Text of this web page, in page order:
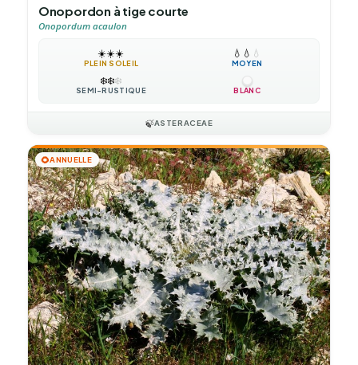
Onopordon à tige courte
Onopordum acaulon
☀️☀️☀️
PLEIN SOLEIL
💧 💧 💧
MOYEN
❄️❄️❄️
SEMI-RUSTIQUE BLANC
🍃ASTERACEAE
🌻ANNUELLE